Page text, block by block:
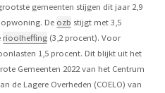
gemeenten stijgen dit jaar 2,9
De ozb stijgt met 3,5
rioolheffing (3,2 procent). Voor
1,5 procent. Dit blijkt uit het
Gemeenten 2022 van het Centrum
de Lagere Overheden (COELO) van